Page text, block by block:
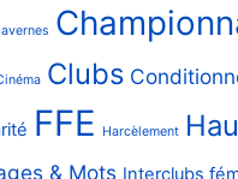
Clubs
FFE Harcèlement
& Mots Interclubs